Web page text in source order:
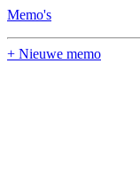
Memo's
+ Nieuwe memo